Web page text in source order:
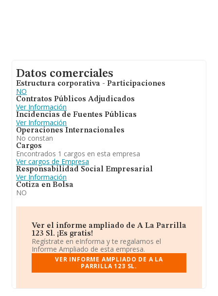
Datos comerciales
Estructura corporativa - Participaciones
NO
Contratos Públicos Adjudicados
Ver Información
Incidencias de Fuentes Públicas
Ver Información
Operaciones Internacionales
No constan
Cargos
Encontrados 1 cargos en esta empresa
Ver cargos de Empresa
Responsabilidad Social Empresarial
Ver Información
Cotiza en Bolsa
NO
Ver el informe ampliado de A La Parrilla
123 Sl. ¡Es gratis!
Regístrate en eInforma y te regalamos el
Informe Ampliado de esta empresa.
VER INFORME AMPLIADO DE A LA
PARRILLA 123 SL.